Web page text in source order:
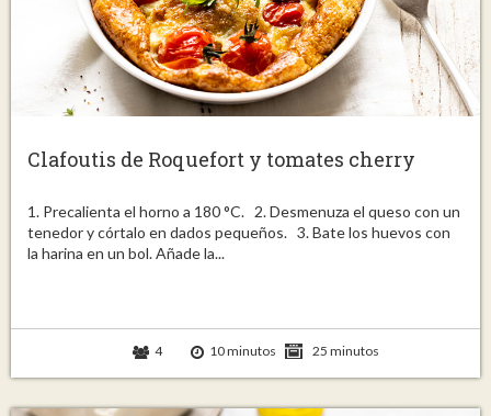
Clafoutis de Roquefort y tomates cherry
1. Precalienta el horno a 180 °C. 2. Desmenuza el queso con un
tenedor y córtalo en dados pequeños. 3. Bate los huevos con
la harina en un bol. Añade la...
4 10 minutos 25 minutos